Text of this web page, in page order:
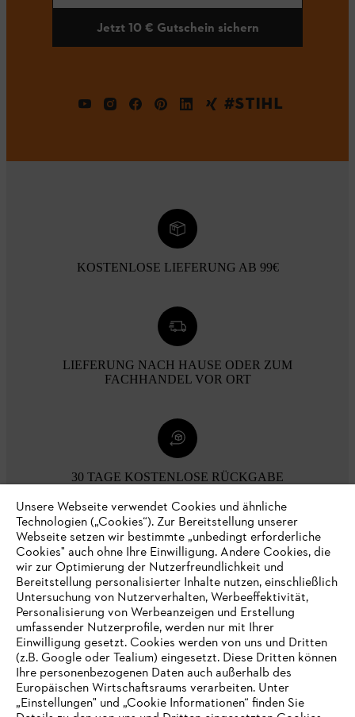
Jetzt 10 € Gutschein sichern
#STIHL
KOSTENLOSE LIEFERUNG AB 99€
LIEFERUNG NACH HAUSE ODER ZUM
FACHHANDEL VOR ORT
30 TAGE KOSTENLOSE RÜCKGABE
Zahlungsmöglichkeiten
Unternehmen
Unsere Webseite verwendet Cookies und ähnliche
Technologien („Cookies“). Zur Bereitstellung unserer
Webseite setzen wir bestimmte „unbedingt erforderliche
Cookies" auch ohne Ihre Einwilligung. Andere Cookies, die
wir zur Optimierung der Nutzerfreundlichkeit und
Bereitstellung personalisierter Inhalte nutzen, einschließlich
Untersuchung von Nutzerverhalten, Werbeeffektivität,
Personalisierung von Werbeanzeigen und Erstellung
umfassender Nutzerprofile, werden nur mit Ihrer
Einwilligung gesetzt. Cookies werden von uns und Dritten
(z.B. Google oder Tealium) eingesetzt. Diese Dritten können
Ihre personenbezogenen Daten auch außerhalb des
Europäischen Wirtschaftsraums verarbeiten. Unter
„Einstellungen" und „Cookie Informationen“ finden Sie